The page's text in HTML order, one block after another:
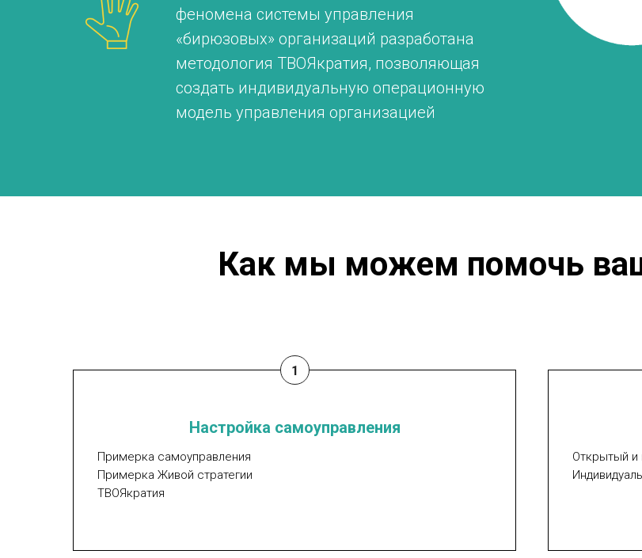
феномена системы управления
«бирюзовых» организаций разработана
методология ТВОЯкратия, позволяющая
создать индивидуальную операционную
модель управления организацией
Как мы можем помочь
Настройка самоуправления
Примерка самоуправления
Примерка Живой стратегии
ТВОЯкратия
Открытый